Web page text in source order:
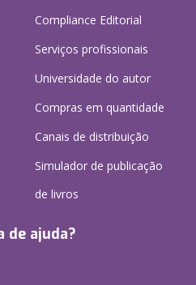
Compliance Editorial
Serviços profissionais
Universidade do autor
Compras em quantidade
Canais de distribuição
Simulador de publicação
de livros
de ajuda?